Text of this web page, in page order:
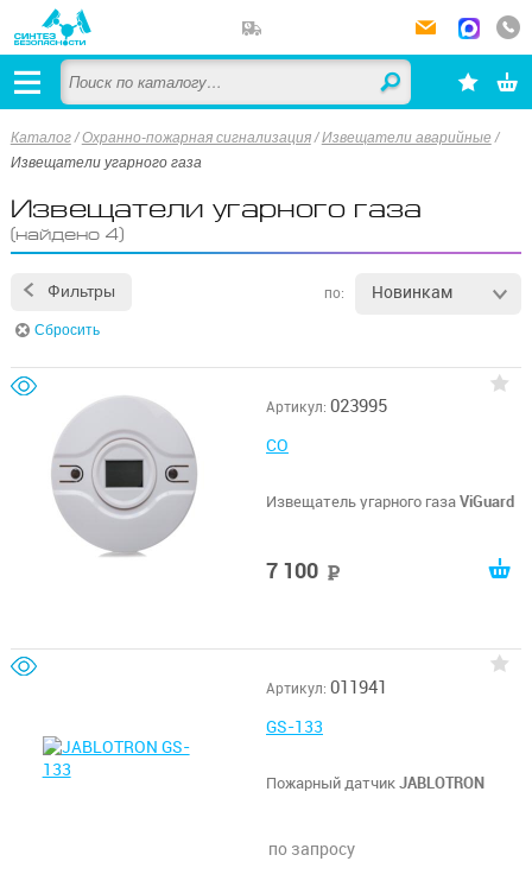
Каталог /Охранно-пожарная сигнализация /Извещатели аварийные /
Извещатели угарного газа
Извещатели угарного газа
(найдено 4)
Фильтры по: Новинкам
Сбросить
Артикул: 023995
CO
Извещатель угарного газаViGuard
7 100
Артикул: 011941
GS-133
Пожарный датчикJABLOTRON
по запросу